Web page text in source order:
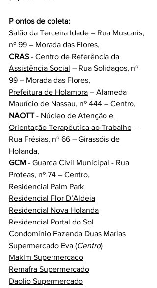
P ontos de coleta:
Salão da Terceira Idade – Rua Muscaris,
nº 99 – Morada das Flores,
CRAS - Centro de Referência da
Assistência Social – Rua Solidagos, nº
99 – Morada das Flores,
Prefeitura de Holambra – Alameda
Maurício de Nassau, nº 444 – Centro,
NAOTT - Núcleo de Atenção e
Orientação Terapêutica ao Trabalho –
Rua Frésias, nº 66 – Girassóis de
Holanda,
GCM - Guarda Civil Municipal - Rua
Proteas, nº 74 – Centro,
Residencial Palm Park
Residencial Flor D’Aldeia
Residencial Nova Holanda
Residencial Portal do Sol
Condomínio Fazenda Duas Marias
Supermercado Eva (Centro)
Makim Supermercado
Remafra Supermercado
Daolio Supermercado